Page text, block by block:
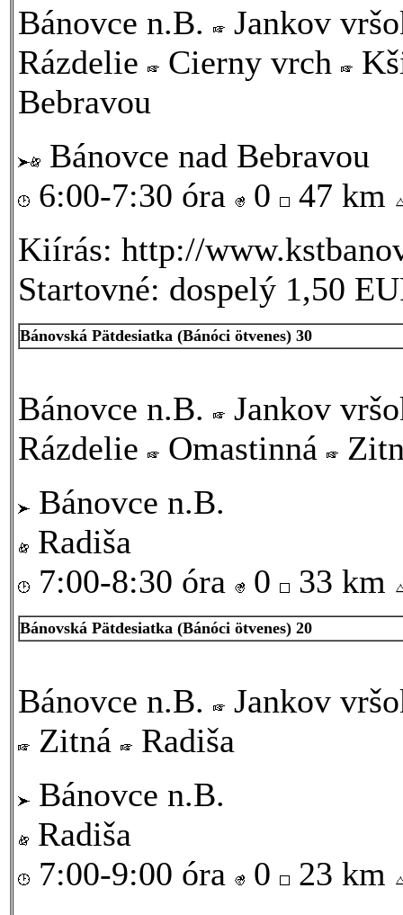
Bánovce n.B.
Jankov
Rázdelie
Cierny vrch
Bebravou
Bánovce nad Bebravou
6:00-7:30 óra
0
47 km
Kiírás: http://
Startovné: dospelý 1,50
Bánovská Pätdesiatka (Bánóci ötvenes) 30
Bánovce n.B.
Jankov
Rázdelie
Omastinná
Bánovce n.B.
Radiša
7:00-8:30 óra
0 33 km
Bánovská Pätdesiatka (Bánóci ötvenes) 20
Bánovce n.B.
Jankov
Zitná
Radiša
Bánovce n.B.
Radiša
7:00-9:00 óra
0 23 km